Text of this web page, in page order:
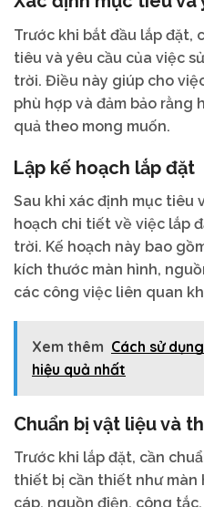
Trước khi bắt đầu lắp đặt,
tiêu và yêu cầu của việc
trời. Điều này giúp cho
phù hợp và đảm bảo rằng
quả theo mong muốn.
Lập kế hoạch lắp đặt
Sau khi xác định mục tiêu
hoạch chi tiết về việc lắp
trời. Kế hoạch này bao
kích thước màn hình,
các công việc liên quan
Xem thêm Cách sử
hiệu quả nhất
Chuẩn bị vật liệu và
Trước khi lắp đặt, cần
thiết bị cần thiết như màn
cáp, nguồn điện, công